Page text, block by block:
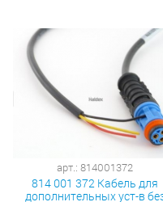
арт.: 814001372
814 001 372 Кабель для
дополнительных уст-в